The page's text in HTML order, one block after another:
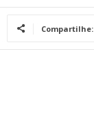
Compartilhe: